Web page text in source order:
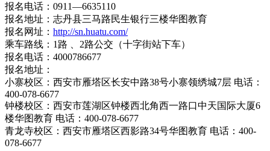
报名电话：0911—6635110
报名地址：志丹县三马路民生银行三楼华图教育
报名网址： http://sn.huatu.com/
乘车路线：1路 、2路公交（十字街站下车）
报名电话：4000786677
报名地址：
小寨校区：西安市雁塔区长安中路38号小寨领绣城7层 电话：
400-078-6677
钟楼校区：西安市莲湖区钟楼西北角西一路口中天国际大厦6
楼华图教育 电话：400-078-6677
青龙寺校区：西安市雁塔区西影路34号华图教育 电话：400-
078-6677